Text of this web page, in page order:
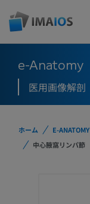
e-Anatomy
医用画像解剖
ホーム E-ANATOMY
中心腋窩リンパ節